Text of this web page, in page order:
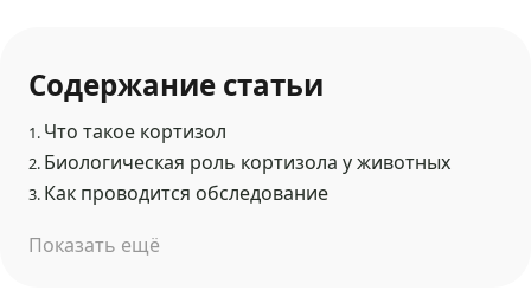
Содержание статьи
1. Что такое кортизол
2. Биологическая роль кортизола у животных
3. Как проводится обследование
Показать ещё